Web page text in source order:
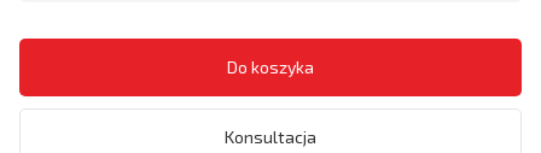
Konsultacja